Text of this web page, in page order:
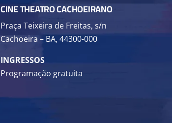
CINE THEATRO CACHOEIRANO
Praça Teixeira de Freitas, s/n
Cachoeira – BA, 44300-000
INGRESSOS
Programação gratuita